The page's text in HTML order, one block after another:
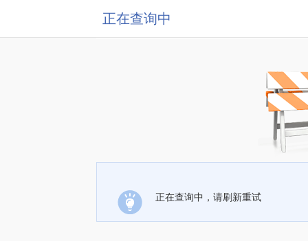
正在查询中
正在查询中，请刷新重试